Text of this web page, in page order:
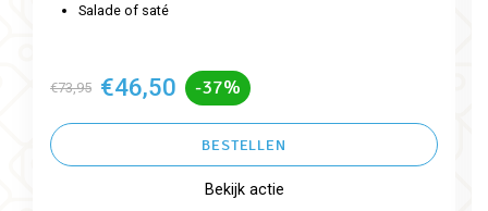
Salade of saté
€73,95 €46,50 -37%
BESTELLEN
Bekijk actie